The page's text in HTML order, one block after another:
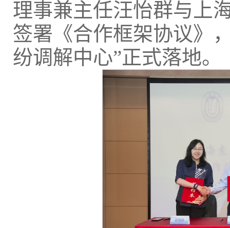
理事兼主任汪怡群与上
签署《合作框架协议》
纷调解中心”正式落地。